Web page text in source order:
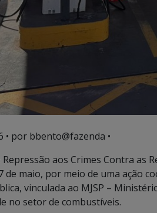
• por bbento@fazenda •
aos Crimes Contra as
de maio, por meio de uma ação
vinculada ao MJSP –
no setor de combustíveis.